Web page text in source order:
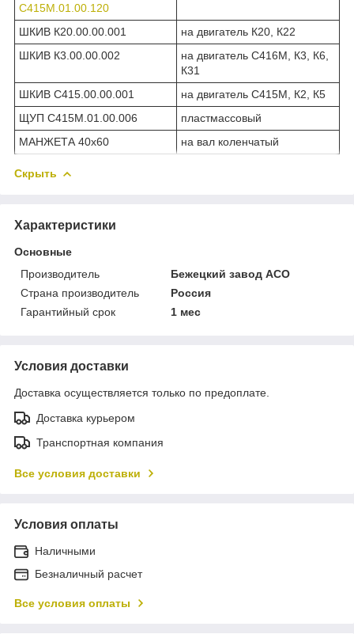
С415М.01.00.120
ШКИВ К20.00.00.001
на двигатель К20, К22
ШКИВ К3.00.00.002
на двигатель С416М, К3, К6,
К31
ШКИВ С415.00.00.001
на двигатель С415М, К2, К5
ЩУП С415М.01.00.006
пластмассовый
МАНЖЕТА 40х60
на вал коленчатый
Скрыть
Характеристики
Основные
Производитель
Бежецкий завод АСО
Страна производитель
Россия
Гарантийный срок
1 мес
Условия доставки
Доставка осуществляется только по предоплате.
Доставка курьером
Транспортная компания
Все условия доставки
Условия оплаты
Наличными
Безналичный расчет
Все условия оплаты